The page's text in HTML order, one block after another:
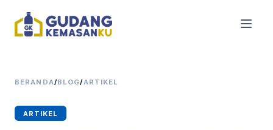
BERANDA/BLOG/ARTIKEL
ARTIKEL